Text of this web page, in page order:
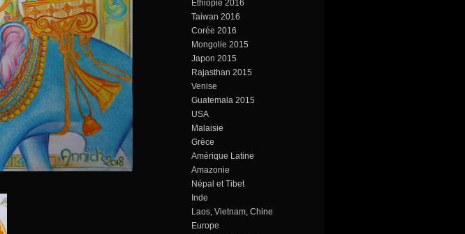
Ethiopie 2016
Taiwan 2016
Corée 2016
Mongolie 2015
Japon 2015
Rajasthan 2015
Venise
Guatemala 2015
USA
Malaisie
Grèce
Amérique Latine
Amazonie
Népal et Tibet
Inde
Laos, Vietnam, Chine
Europe